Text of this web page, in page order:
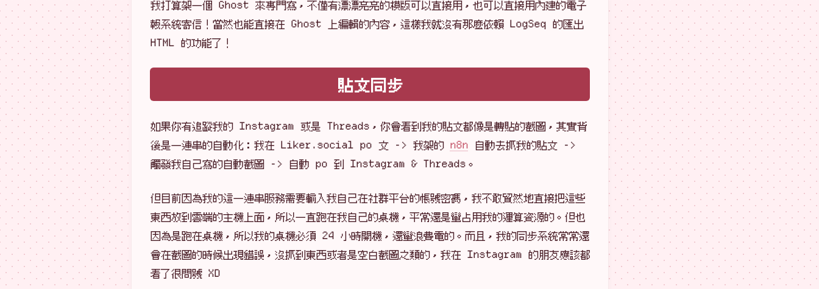
我打算架一個 Ghost 來專門寫，不僅有漂漂亮亮的模版可以直接用，也可以直接用內建的電子
報系統寄信！當然也能直接在 Ghost 上編輯的內容，這樣我就沒有那麼依賴 LogSeq 的匯出
HTML 的功能了！
貼文同步
如果你有追蹤我的 Instagram 或是 Threads，你會看到我的貼文都像是轉貼的截圖，其實背
後是一連串的自動化：我在 Liker.social po 文 -> 我架的 n8n自動去抓我的貼文 ->
觸發我自己寫的自動截圖 -> 自動 po 到 Instagram & Threads。
但目前因為我的這一連串服務需要輸入我自己在社群平台的帳號密碼，我不敢貿然地直接把這些
東西放到雲端的主機上面，所以一直跑在我自己的桌機，平常還是蠻占用我的運算資源的。但也
因為是跑在桌機，所以我的桌機必須 24 小時開機，還蠻浪費電的。而且，我的同步系統常常還
會在截圖的時候出現錯誤，沒抓到東西或者是空白截圖之類的，我在 Instagram 的朋友應該都
看了很問號 XD